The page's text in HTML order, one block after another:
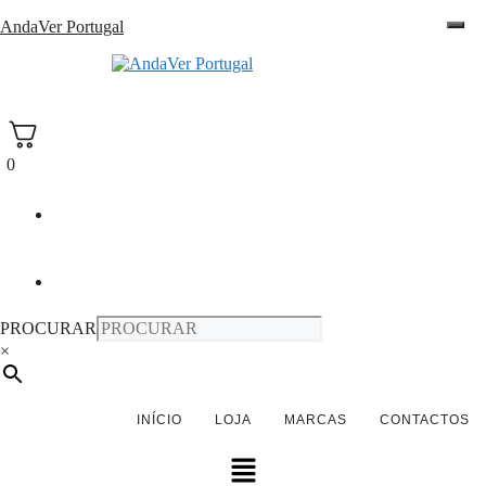
Saltar
AndaVer Portugal
0
PROCURAR
×
INÍCIO LOJA MARCAS CONTACTOS
Menu